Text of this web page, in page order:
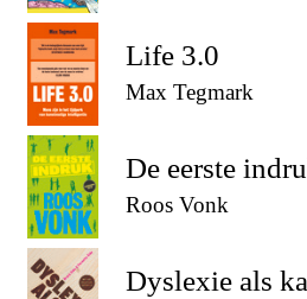
Life 3.0
Max Tegmark
De eerste
Roos Vonk
Dyslexie als